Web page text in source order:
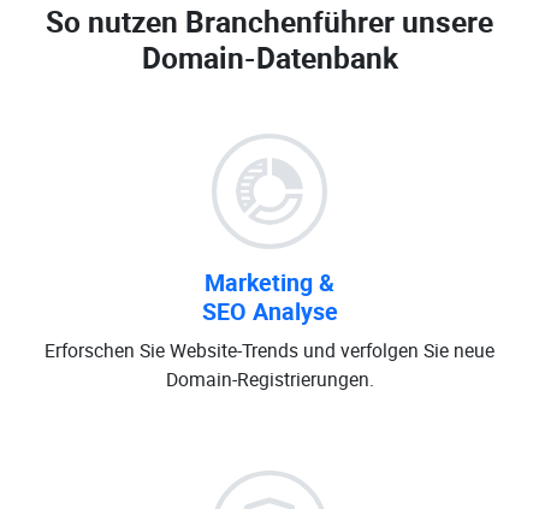
So nutzen Branchenführer unsere
Domain-Datenbank
Marketing &
SEO Analyse
Erforschen Sie Website-Trends und verfolgen Sie neue
Domain-Registrierungen.